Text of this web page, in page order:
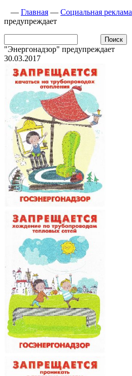
— Главная — Социальная реклама
предупреждает
"Энергонадзор" предупреждает
30.03.2017